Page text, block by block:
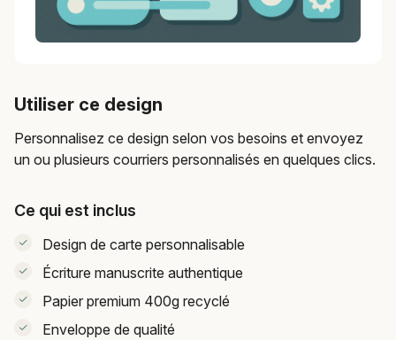
Utiliser ce design
Personnalisez ce design selon vos besoins et envoyez
un ou plusieurs courriers personnalisés en quelques clics.
Ce qui est inclus
Design de carte personnalisable
Écriture manuscrite authentique
Papier premium 400g recyclé
Enveloppe de qualité